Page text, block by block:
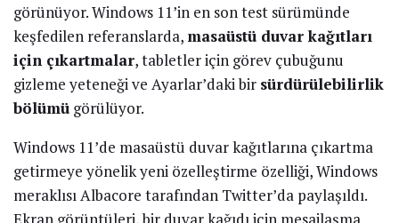
görünüyor. Windows 11’in en son test sürümünde
keşfedilen referanslarda, masaüstü duvar kağıtları
için çıkartmalar, tabletler için görev çubuğunu
gizleme yeteneği ve Ayarlar’daki bir sürdürülebilirlik
bölümü görülüyor.
Windows 11’de masaüstü duvar kağıtlarına çıkartma
getirmeye yönelik yeni özelleştirme özelliği, Windows
meraklısı Albacore tarafından Twitter’da paylaşıldı.